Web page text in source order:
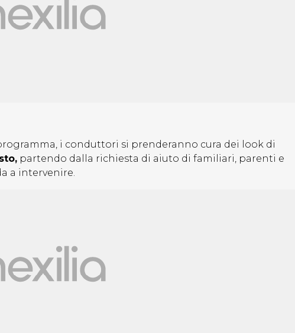
i conduttori si prenderanno cura dei look di
partendo dalla richiesta di aiuto di familiari, parenti e
a intervenire.